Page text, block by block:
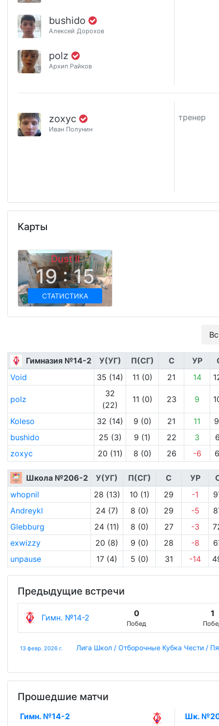
bushido
Алексей Дорохов
polz
Архип Райков
zoxyc
Иван Полунин
тренер
Карты
Dust II
19 : 15
СТАТИСТИКА
Гимназия №14-2 У(УГ) П(СГ) С УР
Void
35 (14) 11 (0) 21 14
polz
32
(22)
11 (0) 23 9
Koleso 32 (14) 9 (0) 21 11
bushido
25 (3) 9 (1) 22 3
zoxyc
20 (11) 8 (0) 26 -6
Школа №206-2 У(УГ) П(СГ) С УР
whopnil
28 (13) 10 (1) 29 -1
Andreykl
24 (7) 8 (0) 29 -5
Glebburg
24 (11) 8 (0) 27 -3
exwizzy
20 (8) 9 (0) 28 -8
unpause
17 (4) 5 (0) 31 -14
Предыдущие встречи
Гимн. №14-2 0
Побед
1
13 февр. 2026 г. Лига Школ / Отборочные Кубка Чести /
Прошедшие матчи
Гимн. №14-2 Шк.